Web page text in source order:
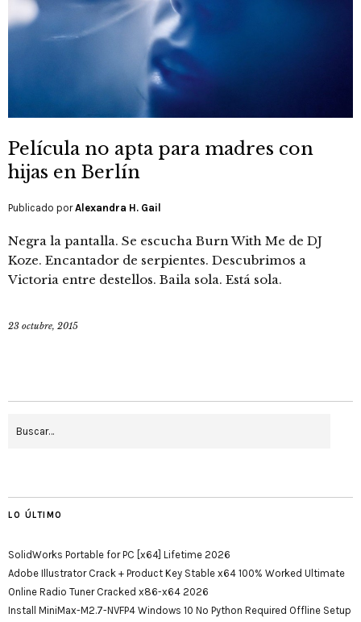
Película no apta para madres con
hijas en Berlín
Publicado porAlexandra H. Gail
Negra la pantalla. Se escucha Burn With Me de DJ
Koze. Encantador de serpientes. Descubrimos a
Victoria entre destellos. Baila sola. Está sola.
23 octubre, 2015
LO ÚLTIMO
SolidWorks Portable for PC [x64] Lifetime 2026
Adobe Illustrator Crack + Product Key Stable x64 100% Worked Ultimate
Online Radio Tuner Cracked x86-x64 2026
Install MiniMax-M2.7-NVFP4 Windows 10 No Python Required Offline Setup